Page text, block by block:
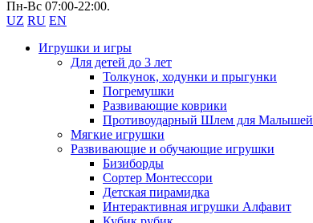
Пн-Вс 07:00-22:00.
UZ RU EN
Игрушки и игры
Для детей до 3 лет
Толкунок, ходунки и прыгунки
Погремушки
Развивающие коврики
Противоударный Шлем для Малышей
Мягкие игрушки
Развивающие и обучающие игрушки
Бизиборды
Сортер Монтессори
Детская пирамидка
Интерактивная игрушки Алфавит